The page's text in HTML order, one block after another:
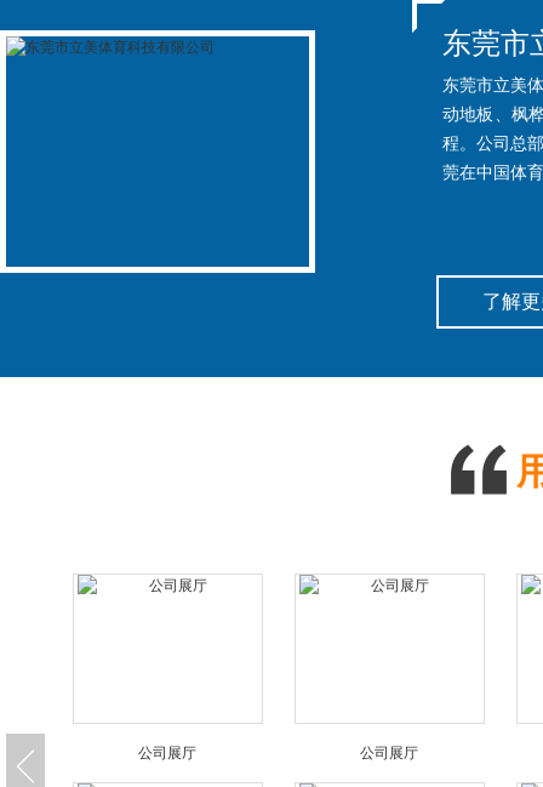
东莞市
东莞市立美
动地板、枫
程。公司总
莞在中国体
了解
公司展厅 公司展厅